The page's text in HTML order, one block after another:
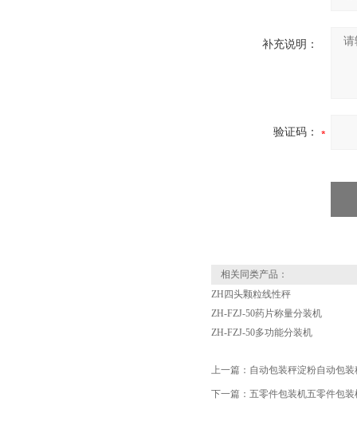
补充说明：
验证码：
相关同类产品：
ZH四头颗粒线性秤
ZH-FZJ-50药片称量分装机
ZH-FZJ-50多功能分装机
上一篇： 自动包装秤淀粉自动包装
下一篇： 五零件包装机五零件包装